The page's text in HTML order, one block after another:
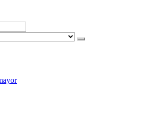
822122 – Joaquín Requena 2459